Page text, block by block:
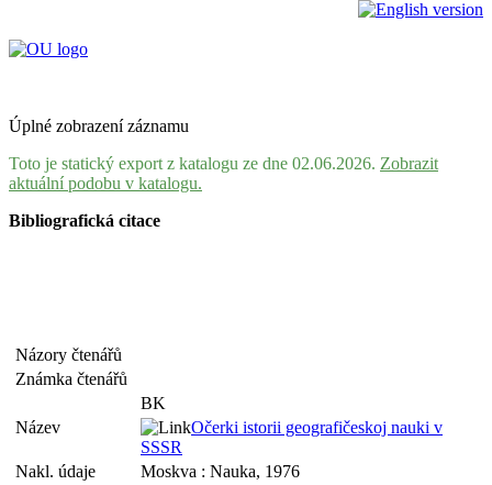
Úplné zobrazení záznamu
Toto je statický export z katalogu ze dne 02.06.2026. Zobrazit
aktuální podobu v katalogu.
Bibliografická citace
Názory čtenářů
Známka čtenářů
BK
Název
Očerki istorii geografičeskoj nauki v
SSSR
Nakl. údaje
Moskva : Nauka, 1976